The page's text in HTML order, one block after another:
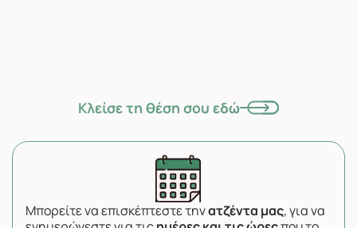
Κλείσε τη θέση σου εδώ
Μπορείτε να επισκέπτεστε τηνατζέντα μας, για να